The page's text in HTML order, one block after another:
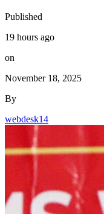
Published
19 hours ago
on
November 18, 2025
By
webdesk14